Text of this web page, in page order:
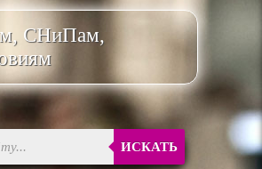
СНиПам,
ИСКАТЬ